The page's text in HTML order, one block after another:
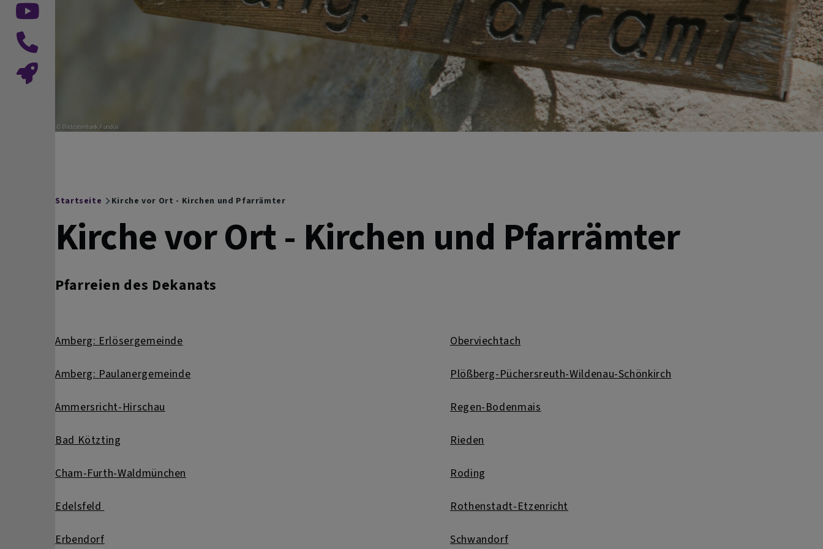
Breadcrumb
Startseite Kirche vor Ort - Kirchen und Pfarrämter
Kirche vor Ort - Kirchen und Pfarrämter
Pfarreien des Dekanats
Amberg: Erlösergemeinde
Amberg: Paulanergemeinde
Ammersricht-Hirschau
Bad Kötzting
Cham-Furth-Waldmünchen
Edelsfeld
Erbendorf
Oberviechtach
Plößberg-Püchersreuth-Wildenau-Schönkirch
Regen-Bodenmais
Rieden
Roding
Rothenstadt-Etzenricht
Schwandorf